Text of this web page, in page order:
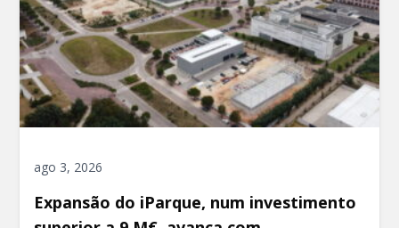
ago 3, 2026
Expansão do iParque, num investimento